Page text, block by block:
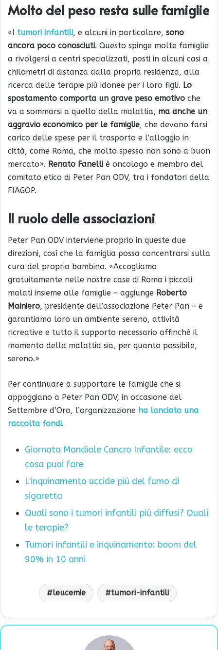
Molto del peso resta sulle famiglie
«I tumori infantili, e alcuni in particolare, sono
ancora poco conosciuti. Questo spinge molte famiglie
a rivolgersi a centri specializzati, posti in alcuni casi a
chilometri di distanza dalla propria residenza, alla
ricerca delle terapie più idonee per i loro figli. Lo
spostamento comporta un grave peso emotivo che
va a sommarsi a quello della malattia, ma anche un
aggravio economico per le famiglie, che devono farsi
carico delle spese per il trasporto e l’alloggio in
città, come Roma, che molto spesso non sono a buon
mercato». Renato Fanelli è oncologo e membro del
comitato etico di Peter Pan ODV, tra i fondatori della
FIAGOP.
Il ruolo delle associazioni
Peter Pan ODV interviene proprio in queste due
direzioni, così che la famiglia possa concentrarsi sulla
cura del proprio bambino. «Accogliamo
gratuitamente nelle nostre case di Roma i piccoli
malati insieme alle famiglie – aggiunge Roberto
Mainiero, presidente dell’associazione Peter Pan – e
garantiamo loro un ambiente sereno, attività
ricreative e tutto il supporto necessario affinché il
momento della malattia sia, per quanto possibile,
sereno.»
Per continuare a supportare le famiglie che si
appoggiano a Peter Pan ODV, in occasione del
Settembre d’Oro, l’organizzazione ha lanciato una
raccolta fondi.
Giornata Mondiale Cancro Infantile: ecco
cosa puoi fare
L'inquinamento uccide più del fumo di
sigaretta
Quali sono i tumori infantili più diffusi? Quali
le terapie?
Tumori infantili e inquinamento: boom del
90% in 10 anni
leucemie tumori-infantili